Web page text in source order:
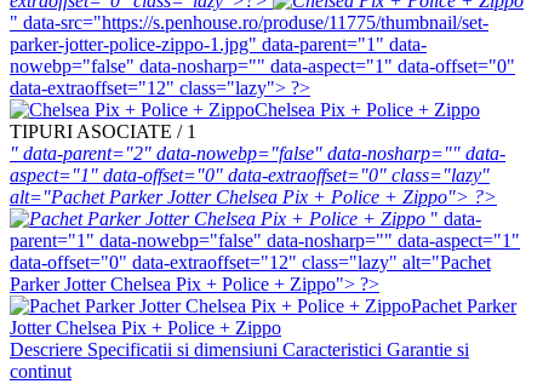
" data-src="https://s.penhouse.ro/produse/11775/thumbnail/set-
parker-jotter-police-zippo-1.jpg" data-parent="1" data-
nowebp="false" data-nosharp="" data-aspect="1" data-offset="0"
data-extraoffset="12" class="lazy"> ?>
Chelsea Pix + Police + Zippo
TIPURI ASOCIATE / 1
" data-parent="2" data-nowebp="false" data-nosharp="" data-
aspect="1" data-offset="0" data-extraoffset="0" class="lazy"
alt="Pachet Parker Jotter Chelsea Pix + Police + Zippo"> ?>
" data-
parent="1" data-nowebp="false" data-nosharp="" data-aspect="1"
data-offset="0" data-extraoffset="12" class="lazy" alt="Pachet
Parker Jotter Chelsea Pix + Police + Zippo"> ?>
Pachet Parker
Jotter Chelsea Pix + Police + Zippo
Descriere Specificatii si dimensiuni Caracteristici Garantie si
continut